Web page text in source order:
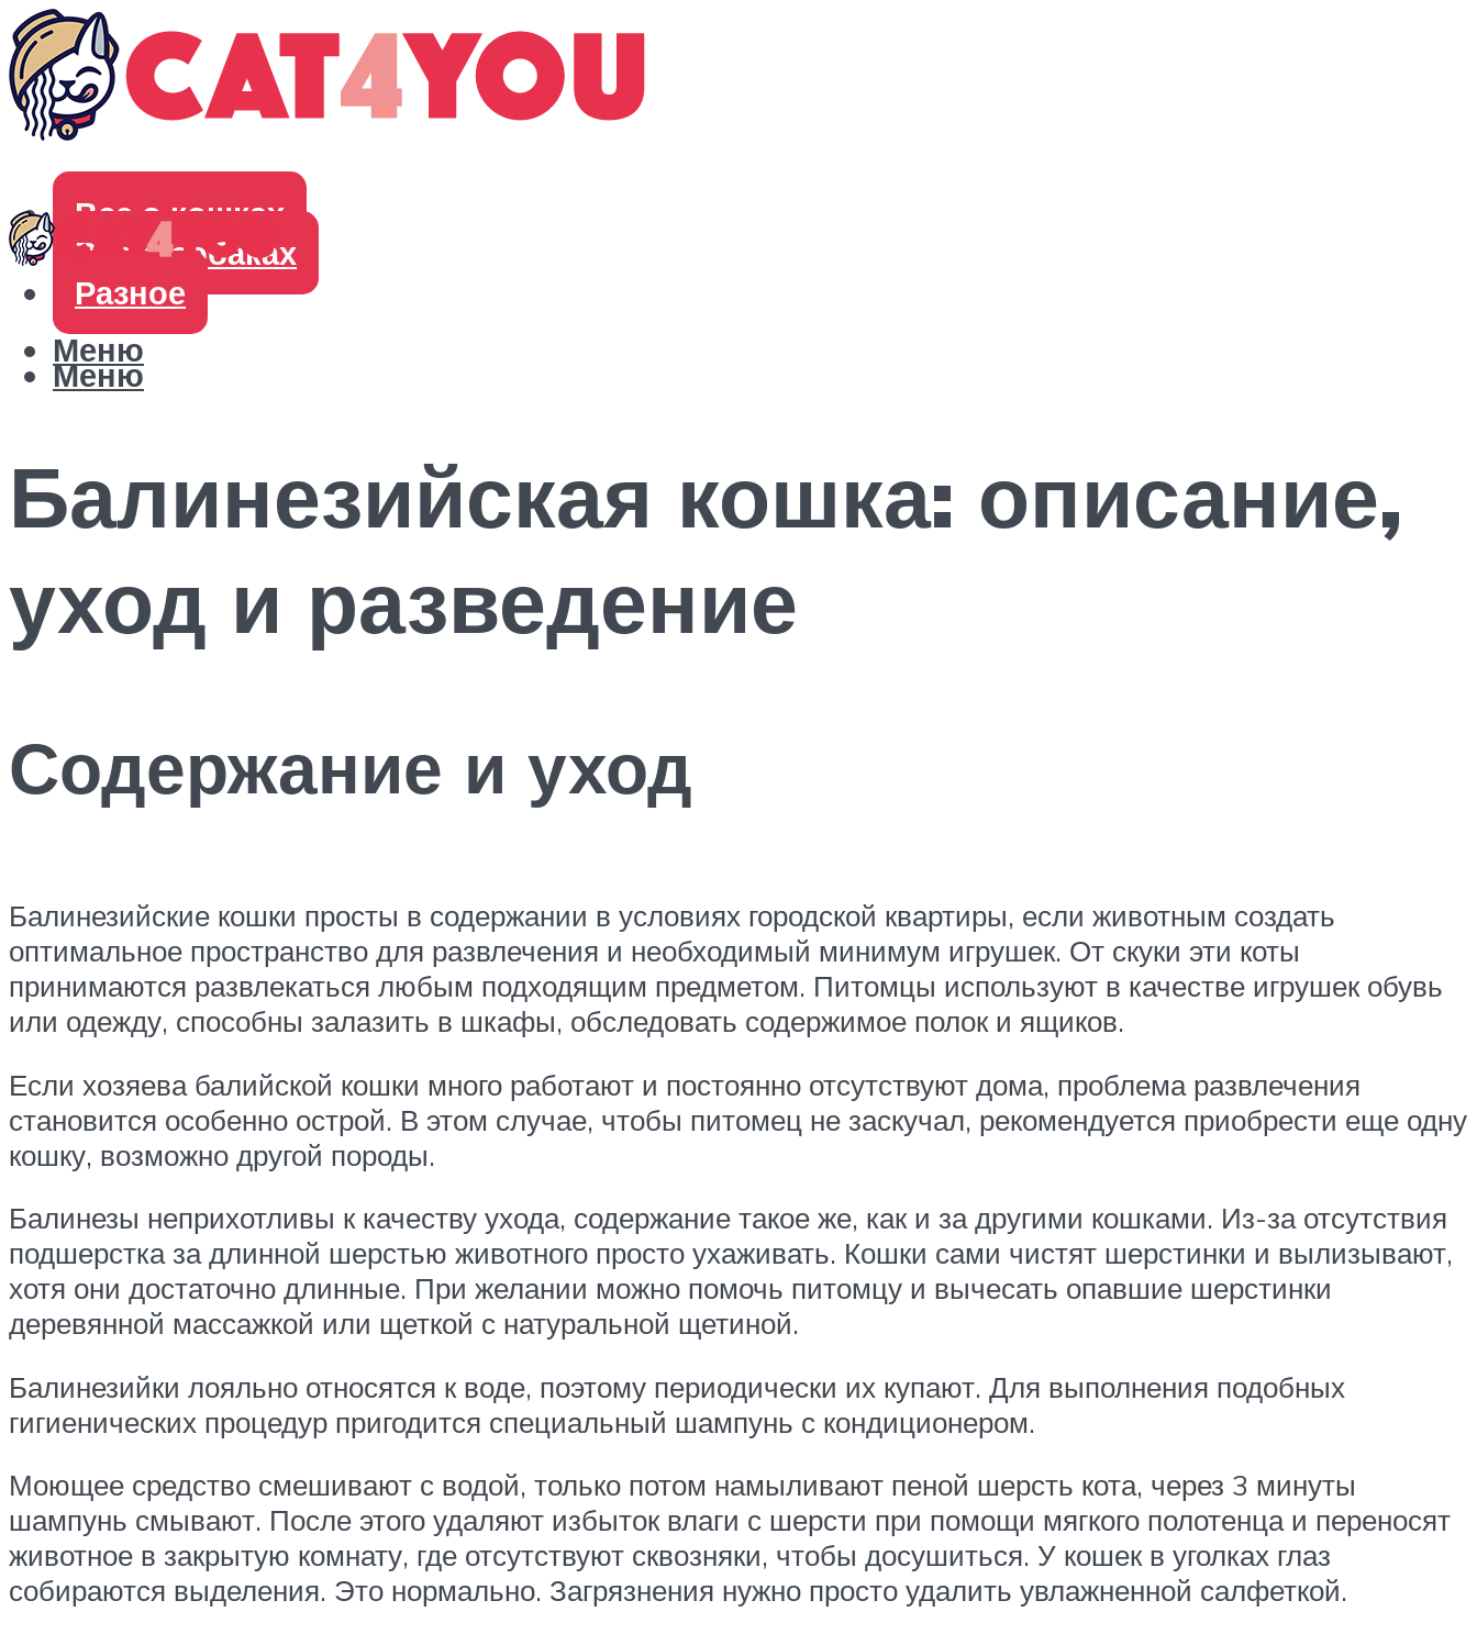
Все о кошках
Все о собаках
Разное
Меню
Меню
Балинезийская кошка: описание,
уход и разведение
Содержание и уход
Балинезийские кошки просты в содержании в условиях городской квартиры, если животным создать
оптимальное пространство для развлечения и необходимый минимум игрушек. От скуки эти коты
принимаются развлекаться любым подходящим предметом. Питомцы используют в качестве игрушек обувь
или одежду, способны залазить в шкафы, обследовать содержимое полок и ящиков.
Если хозяева балийской кошки много работают и постоянно отсутствуют дома, проблема развлечения
становится особенно острой. В этом случае, чтобы питомец не заскучал, рекомендуется приобрести еще одну
кошку, возможно другой породы.
Балинезы неприхотливы к качеству ухода, содержание такое же, как и за другими кошками. Из-за отсутствия
подшерстка за длинной шерстью животного просто ухаживать. Кошки сами чистят шерстинки и вылизывают,
хотя они достаточно длинные. При желании можно помочь питомцу и вычесать опавшие шерстинки
деревянной массажкой или щеткой с натуральной щетиной.
Балинезийки лояльно относятся к воде, поэтому периодически их купают. Для выполнения подобных
гигиенических процедур пригодится специальный шампунь с кондиционером.
Моющее средство смешивают с водой, только потом намыливают пеной шерсть кота, через 3 минуты
шампунь смывают. После этого удаляют избыток влаги с шерсти при помощи мягкого полотенца и переносят
животное в закрытую комнату, где отсутствуют сквозняки, чтобы досушиться. У кошек в уголках глаз
собираются выделения. Это нормально. Загрязнения нужно просто удалить увлажненной салфеткой.